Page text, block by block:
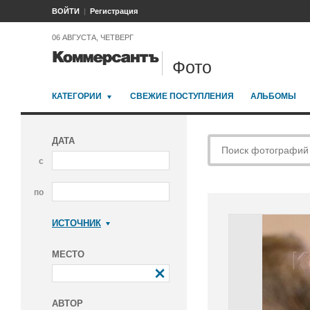
ВОЙТИ Регистрация
06 АВГУСТА, ЧЕТВЕРГ
Фото
КАТЕГОРИИ СВЕЖИЕ ПОСТУПЛЕНИЯ АЛЬБОМЫ
ДАТА
с
по
ИСТОЧНИК
МЕСТО
АВТОР